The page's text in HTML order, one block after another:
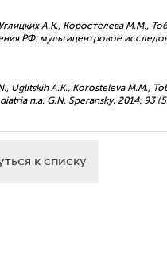
А.К., Коростелева М.М.,
РФ: мультицентровое
Uglitskih A.K., Korosteleva M.M.,
n.a. G.N. Speransky. 2014; 93
к списку